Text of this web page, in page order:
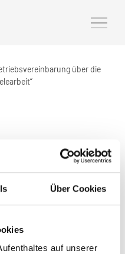
Über Cookies
auf unserer
über die
über die
ihren
an, ihre
Hause aus, zu